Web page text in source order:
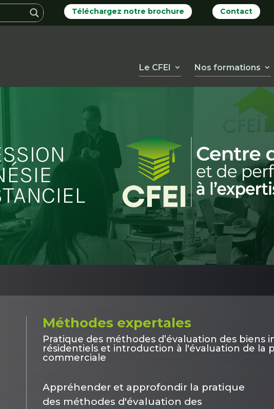
Contact
Téléchargez notre brochure
Le CFEI Nos formations
Méthodes expertales
Pratique des méthodes d’évaluation des biens
résidentiels et introduction à l'évaluation de la
commerciale
Appréhender et approfondir la pratique
des méthodes d'évaluation des